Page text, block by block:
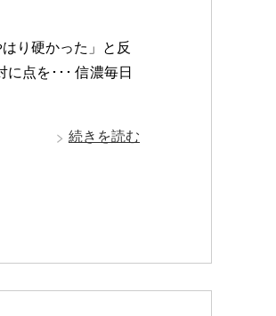
り硬かった」と反
点を･･･ 信濃毎日
続きを読む